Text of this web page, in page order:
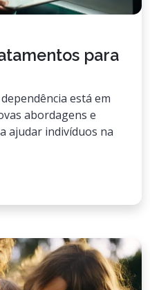
para
está em
abordagens e
ajudar indivíduos na